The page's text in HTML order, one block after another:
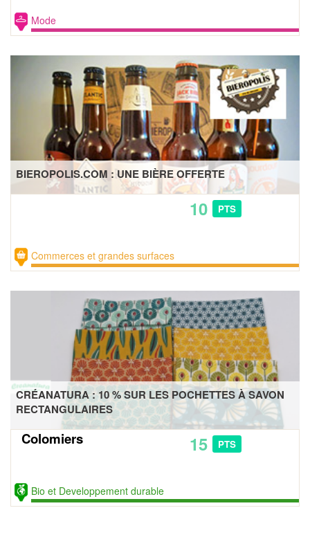
Mode
BIEROPOLIS.COM : UNE BIÈRE OFFERTE
10 PTS
Commerces et grandes surfaces
CRÉANATURA : 10 % SUR LES POCHETTES À SAVON
RECTANGULAIRES
Colomiers 15 PTS
Bio et Developpement durable